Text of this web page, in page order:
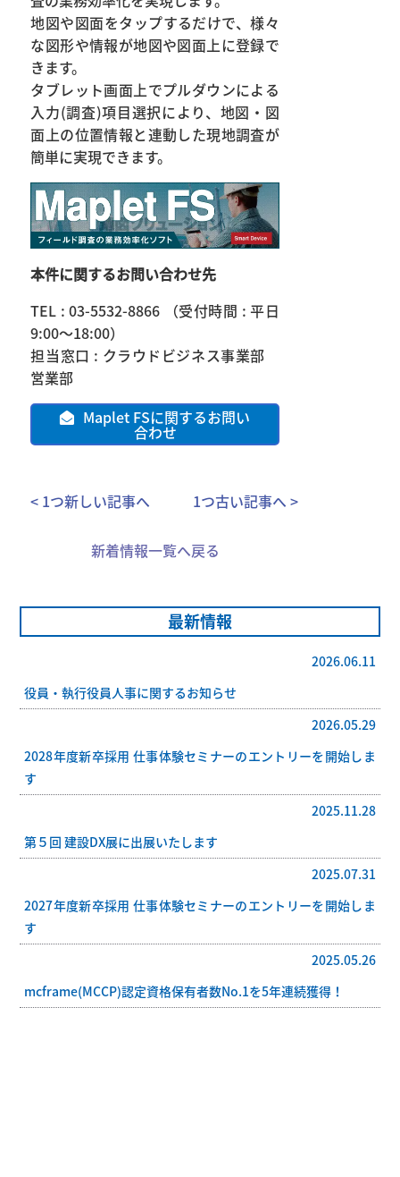
地図や図面をタップするだけで、様々
な図形や情報が地図や図面上に登録で
きます。
タブレット画面上でプルダウンによる
入力(調査)項目選択により、地図・図
面上の位置情報と連動した現地調査が
簡単に実現できます。
本件に関するお問い合わせ先
TEL : 03-5532-8866 （受付時間 : 平日
9:00～18:00）
担当窓口 : クラウドビジネス事業部
営業部
Maplet FSに関するお問い
合わせ
< 1つ新しい記事へ 1つ古い記事へ >
新着情報一覧へ戻る
最新情報
2026.06.11
役員・執行役員人事に関するお知らせ
2026.05.29
2028年度新卒採用 仕事体験セミナーのエントリーを開始しま
す
2025.11.28
第５回 建設DX展に出展いたします
2025.07.31
2027年度新卒採用 仕事体験セミナーのエントリーを開始しま
す
2025.05.26
mcframe(MCCP)認定資格保有者数No.1を5年連続獲得！